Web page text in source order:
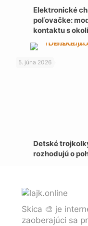
Elektronické
poľovačke:
kontaktu s
5. júna 2026
Detské
rozhodujú o
Skica 🎨 je
zaoberajúci sa